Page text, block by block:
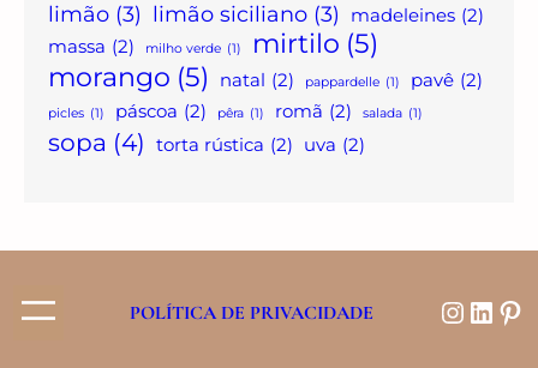
limão (3) limão siciliano (3) madeleines (2)
massa (2) milho verde (1) mirtilo (5)
morango (5) natal (2) pappardelle (1) pavê (2)
picles (1) páscoa (2) pêra (1) romã (2) salada (1)
sopa (4) torta rústica (2) uva (2)
POLÍTICA DE PRIVACIDADE